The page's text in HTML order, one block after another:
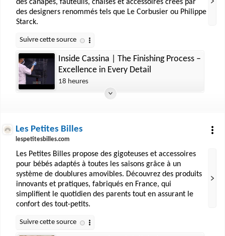
des canapés, fauteuils, chaises et accessoires créés par
des designers renommés tels que Le Corbusier ou Philippe
Starck.
Inside Cassina | The Finishing Process –
Excellence in Every Detail
18 heures
Les Petites Billes
lespetitesbilles.com
Les Petites Billes propose des gigoteuses et accessoires
pour bébés adaptés à toutes les saisons grâce à un
système de doublures amovibles. Découvrez des produits
innovants et pratiques, fabriqués en France, qui
simplifient le quotidien des parents tout en assurant le
confort des tout-petits.